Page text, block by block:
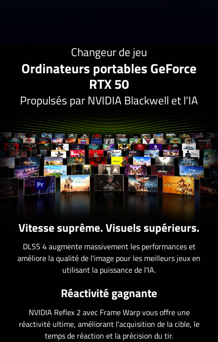
Changeur de jeu
Ordinateurs portables GeForce
RTX 50
Propulsés par NVIDIA Blackwell et l'IA
Vitesse suprême. Visuels supérieurs.
DLSS 4 augmente massivement les performances et
améliore la qualité de l'image pour les meilleurs jeux en
utilisant la puissance de l'IA.
Réactivité gagnante
NVIDIA Reflex 2 avec Frame Warp vous offre une
réactivité ultime, améliorant l'acquisition de la cible, le
temps de réaction et la précision du tir.